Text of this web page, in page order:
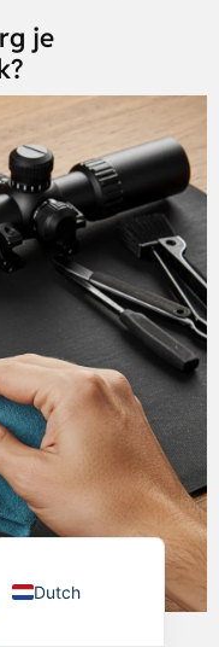
je
van
Dutch
English
Spanish
German
Portuguese
French
Ukrainian
Turkish
Japanese
Italian
Russian